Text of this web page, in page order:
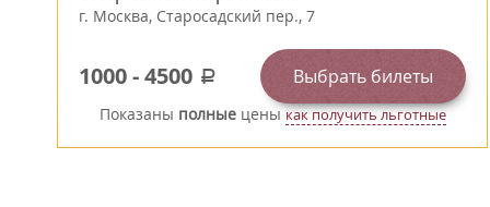
г. Москва, Старосадский пер., 7
1000-4500 a Выбрать билеты
Показаны полныеценыкак получить льготные